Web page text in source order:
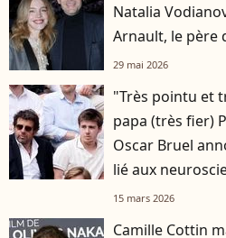
Natalia
Arnault, le père
29 mai 2026
"Très pointu et
papa (très fier)
Oscar Bruel
lié aux
15 mars 2026
Camille Cottin